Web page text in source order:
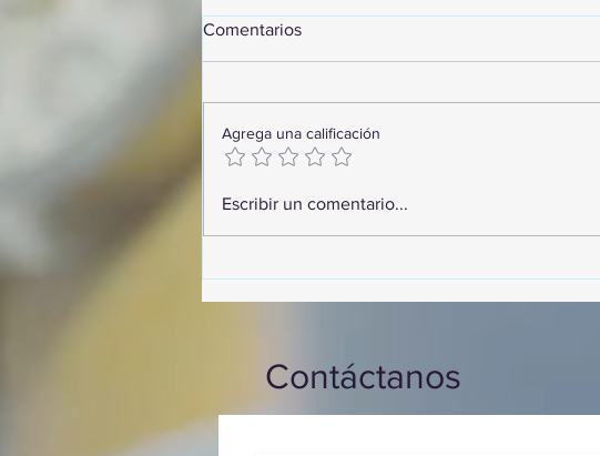
¡Arte, Vino y las Mejores
Comentarios
Agrega una calificación
Escribir un comentario...
Contáctanos